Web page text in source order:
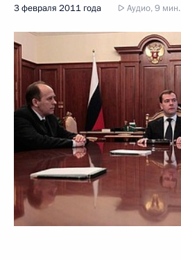
3 февраля 2011 года Аудио, 9 мин.